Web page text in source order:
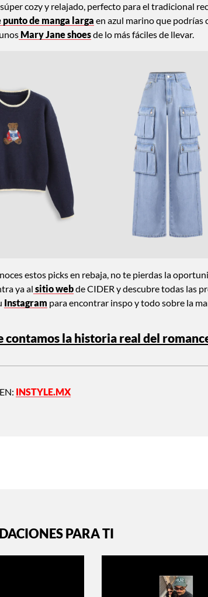
cozy y relajado, perfecto para el tradicional
punto de manga larga en azul marino que podrías
Mary Jane shoesde lo más fáciles de llevar.
estos picks en rebaja, no te pierdas la
ya al sitio webde CIDER y descubre todas las
Instagram para encontrar inspo y todo sobre la
contamos la historia real del
INSTYLE.MX
PARA TI